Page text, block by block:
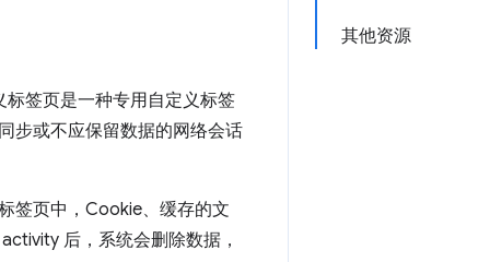
其他资源
签页是一种专用自定义标签
步或不应保留数据的网络会话
签页中，Cookie、缓存的文
后，系统会删除数据，